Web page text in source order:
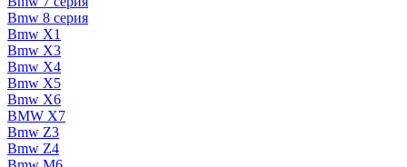
Bmw 8 серия
Bmw X1
Bmw X3
Bmw X4
Bmw X5
Bmw X6
BMW X7
Bmw Z3
Bmw Z4